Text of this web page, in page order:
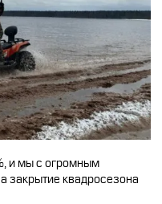
и мы с огромным
закрытие квадросезона